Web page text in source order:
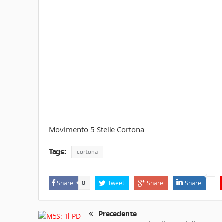
Movimento 5 Stelle Cortona
Tags: cortona
Share 0 Tweet Share Share
Precedente